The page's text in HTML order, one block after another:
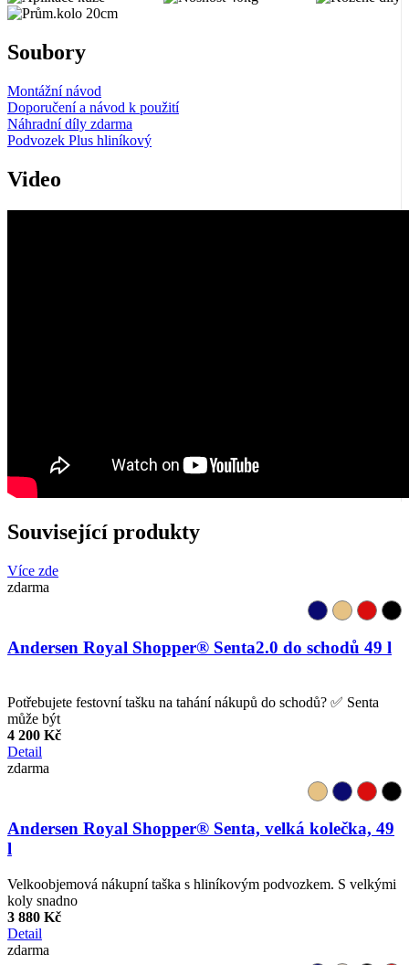
Soubory
Montážní návod
Doporučení a návod k použití
Náhradní díly zdarma
Podvozek Plus hliníkový
Video
Související produkty
Více zde
zdarma
Andersen Royal Shopper® Senta2.0 do schodů 49 l
Potřebujete festovní tašku na tahání nákupů do schodů? ✅ Senta
může být
4 200 Kč
Detail
zdarma
Andersen Royal Shopper® Senta, velká kolečka, 49
l
Velkoobjemová nákupní taška s hliníkovým podvozkem. S velkými
koly snadno
3 880 Kč
Detail
zdarma